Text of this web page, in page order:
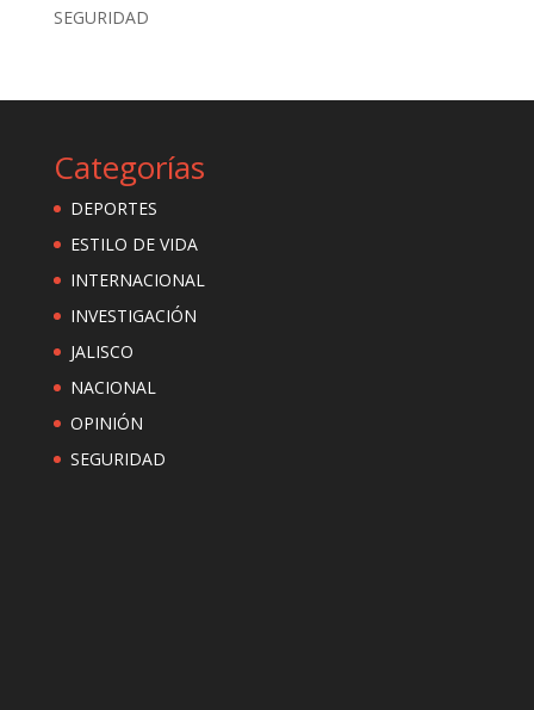
SEGURIDAD
Categorías
DEPORTES
ESTILO DE VIDA
INTERNACIONAL
INVESTIGACIÓN
JALISCO
NACIONAL
OPINIÓN
SEGURIDAD